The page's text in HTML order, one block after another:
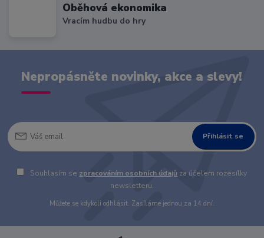
Oběhová ekonomika
Vracím hudbu do hry
Nepropásněte novinky, akce a slevy!
Přihlásit se
Souhlasím se zpracováním osobních údajů za účelem rozesílky
newsletteru.
Můžete se kdykoli odhlásit. Zasíláme jednou za 14 dní.